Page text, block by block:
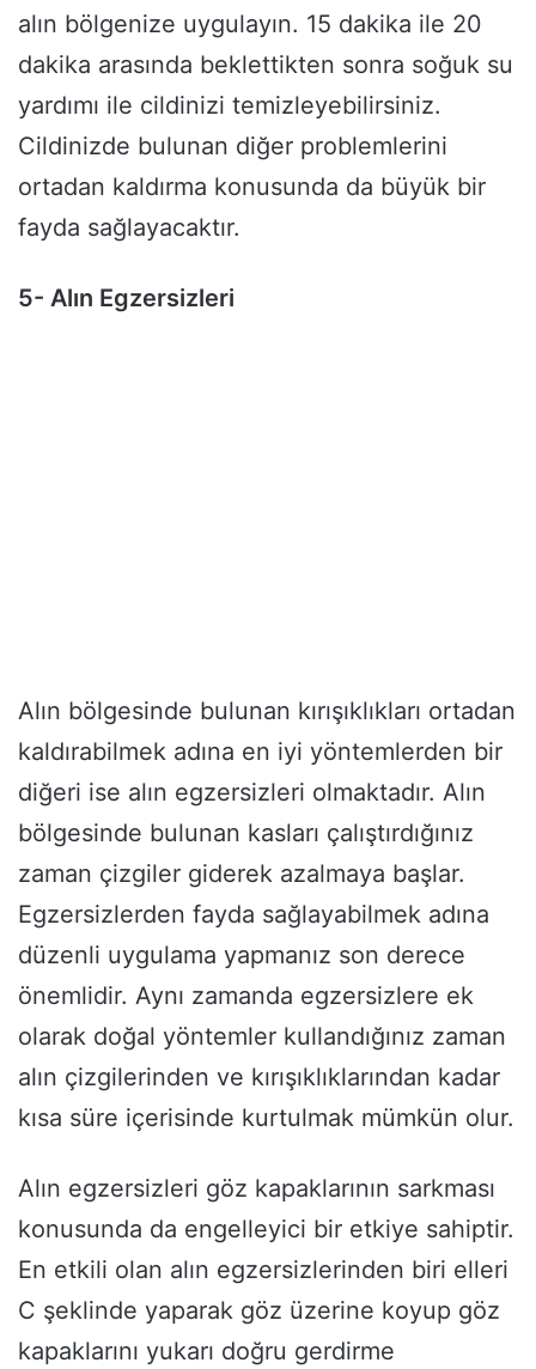
alın bölgenize uygulayın. 15 dakika ile 20
dakika arasında beklettikten sonra soğuk su
yardımı ile cildinizi temizleyebilirsiniz.
Cildinizde bulunan diğer problemlerini
ortadan kaldırma konusunda da büyük bir
fayda sağlayacaktır.
5- Alın Egzersizleri
Alın bölgesinde bulunan kırışıklıkları ortadan
kaldırabilmek adına en iyi yöntemlerden bir
diğeri ise alın egzersizleri olmaktadır. Alın
bölgesinde bulunan kasları çalıştırdığınız
zaman çizgiler giderek azalmaya başlar.
Egzersizlerden fayda sağlayabilmek adına
düzenli uygulama yapmanız son derece
önemlidir. Aynı zamanda egzersizlere ek
olarak doğal yöntemler kullandığınız zaman
alın çizgilerinden ve kırışıklıklarından kadar
kısa süre içerisinde kurtulmak mümkün olur.
Alın egzersizleri göz kapaklarının sarkması
konusunda da engelleyici bir etkiye sahiptir.
En etkili olan alın egzersizlerinden biri elleri
C şeklinde yaparak göz üzerine koyup göz
kapaklarını yukarı doğru gerdirme